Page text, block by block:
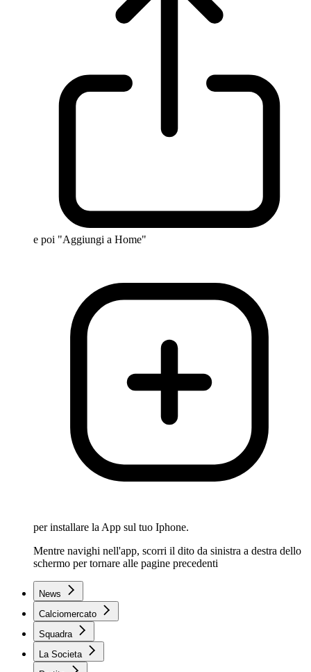
e poi "Aggiungi a Home"
per installare la App sul tuo Iphone.
Mentre navighi nell'app, scorri il dito da sinistra a destra dello
schermo per tornare alle pagine precedenti
News
Calciomercato
Squadra
La Societa